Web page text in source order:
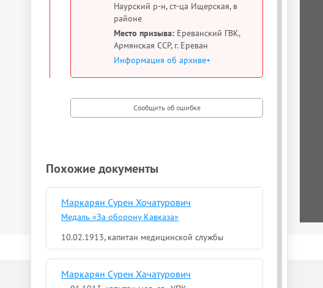
Наурский р-н, ст-ца Ищерская, в
районе
Место призыва: Ереванский ГВК,
Армянская ССР, г. Ереван
Информация об архиве+
Похожие документы
Маркарян Сурен Хочатурович
Медаль «За оборону Кавказа»
10.02.1913, капитан медицинской службы
Маркарян Сурен Хачатурович